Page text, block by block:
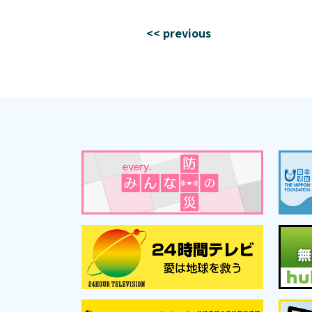
<< previous